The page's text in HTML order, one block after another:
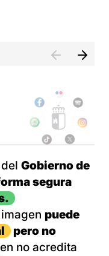
Gobierno de
segura
puede
pero no
no acredita